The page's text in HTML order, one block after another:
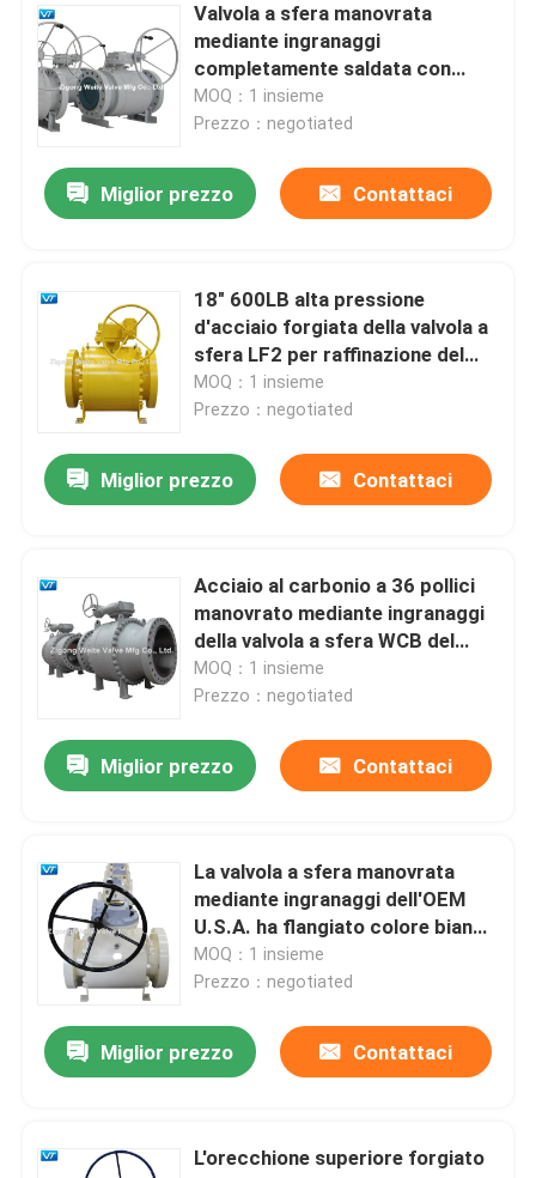
Chi siamo
Contatti
Prodotti
Valvole del metanodotto
Valvole dell'oleodotto
Valvola a sfera manovrata mediante ingranaggi
Valvola a sfera flangiata di acciaio inossidabile
Valvola di arresto di emergenza
Valvola a sfera completamente saldata
Valvola a sfera montata orecchione
Valvola a sfera di Pigging
valvola a sfera elettrica
Valvola a sfera della guarnizione del metallo
Valvola a sfera manovrata
mediante ingranaggi
completamente saldata con
progettazione a prova di fuoco
del cambio api 607
MOQ：1 insieme
Prezzo：negotiated
Miglior prezzo Contattaci
18" 600LB alta pressione
d'acciaio forgiata della valvola a
sfera LF2 per raffinazione del
petrolio
MOQ：1 insieme
Prezzo：negotiated
Miglior prezzo Contattaci
Acciaio al carbonio a 36 pollici
manovrato mediante ingranaggi
della valvola a sfera WCB del
porto pieno ASME B 16,10
MOQ：1 insieme
Prezzo：negotiated
Miglior prezzo Contattaci
La valvola a sfera manovrata
mediante ingranaggi dell'OEM
U.S.A. ha flangiato colore bianco
1.6Mpa-42Mpa di conclusione
MOQ：1 insieme
Prezzo：negotiated
Miglior prezzo Contattaci
L'orecchione superiore forgiato